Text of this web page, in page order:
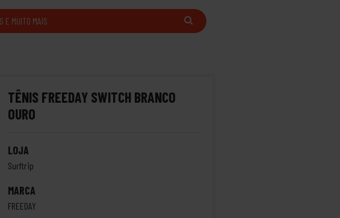
TÊNIS FREEDAY SWITCH BRANCO
OURO
LOJA
Surftrip
MARCA
FREEDAY